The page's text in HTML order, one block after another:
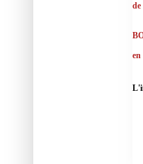
de
en